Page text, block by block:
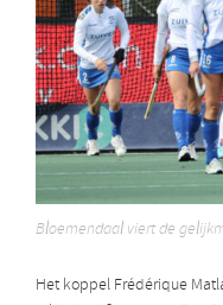
Bloemendaal viert de
Het koppel Frédérique